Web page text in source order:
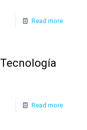
Read more
Read more